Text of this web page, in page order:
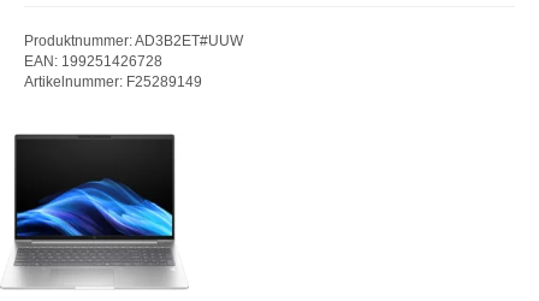
Produktnummer: AD3B2ET#UUW
EAN: 199251426728
Artikelnummer: F25289149